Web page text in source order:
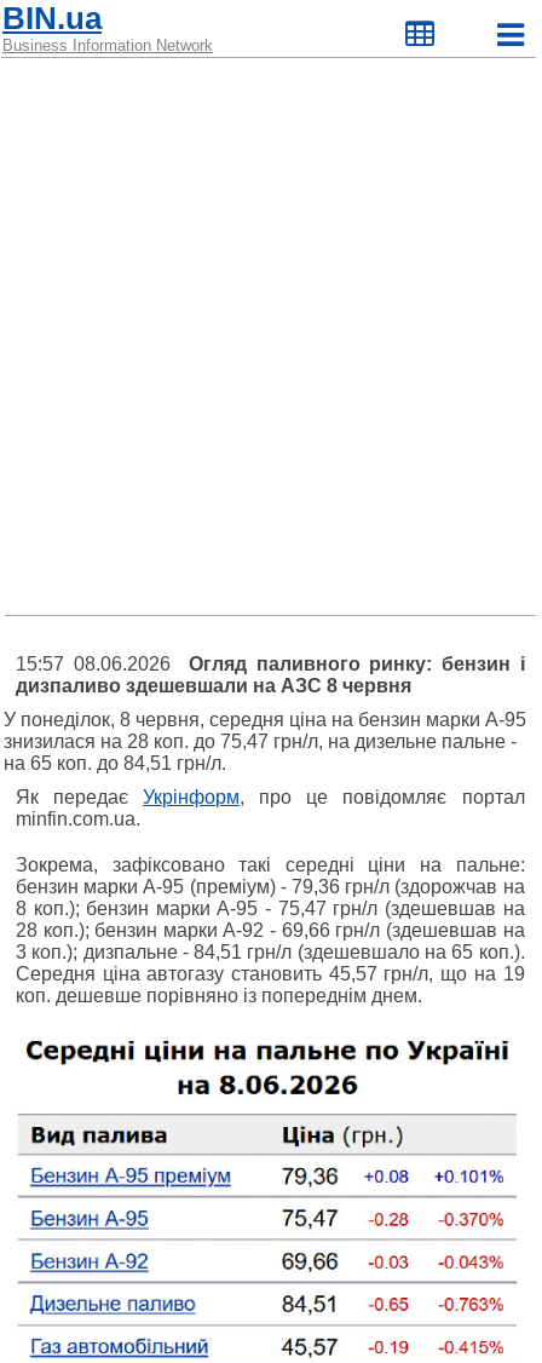
BIN.ua
Business Information Network
15:57 08.06.2026 Огляд паливного ринку: бензин і
дизпаливо здешевшали на АЗС 8 червня
У понеділок, 8 червня, середня ціна на бензин марки А-95
знизилася на 28 коп. до 75,47 грн/л, на дизельне пальне -
на 65 коп. до 84,51 грн/л.
Як передаєУкрінформ, про це повідомляє портал
minfin.com.ua.
Зокрема, зафіксовано такі середні ціни на пальне:
бензин марки А-95 (преміум) - 79,36 грн/л (здорожчав на
8 коп.); бензин марки А-95 - 75,47 грн/л (здешевшав на
28 коп.); бензин марки А-92 - 69,66 грн/л (здешевшав на
3 коп.); дизпальне - 84,51 грн/л (здешевшало на 65 коп.).
Середня ціна автогазу становить 45,57 грн/л, що на 19
коп. дешевше порівняно із попереднім днем.